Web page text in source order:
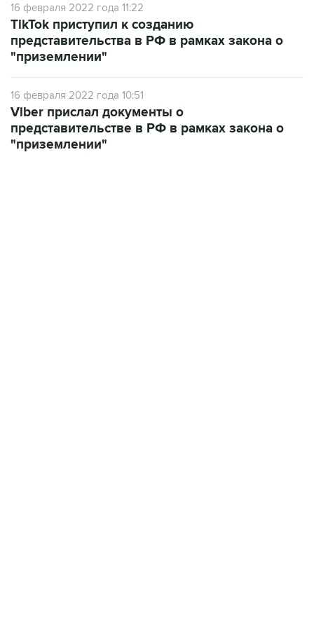
16 февраля 2022 года 11:22
TikTok приступил к созданию
представительства в РФ в рамках закона о
"приземлении"
16 февраля 2022 года 10:51
Viber прислал документы о
представительстве в РФ в рамках закона о
"приземлении"